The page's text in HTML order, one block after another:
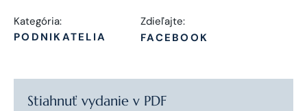
Kategória:
PODNIKATELIA
Zdieľajte:
FACEBOOK
Stiahnuť vydanie v PDF